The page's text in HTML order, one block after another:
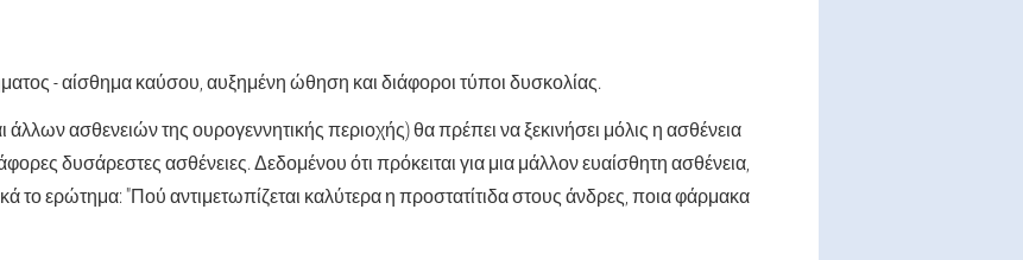
- αίσθημα καύσου, αυξημένη ώθηση και διάφοροι τύποι δυσκολίας.
ασθενειών της ουρογεννητικής περιοχής) θα πρέπει να ξεκινήσει μόλις η ασθένεια
δυσάρεστες ασθένειες. Δεδομένου ότι πρόκειται για μια μάλλον ευαίσθητη ασθένεια,
το ερώτημα: "Πού αντιμετωπίζεται καλύτερα η προστατίτιδα στους άνδρες, ποια φάρμακα